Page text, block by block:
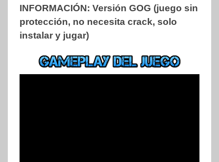
INFORMACIÓN: Versión GOG (juego sin
protección, no necesita crack, solo
instalar y jugar)